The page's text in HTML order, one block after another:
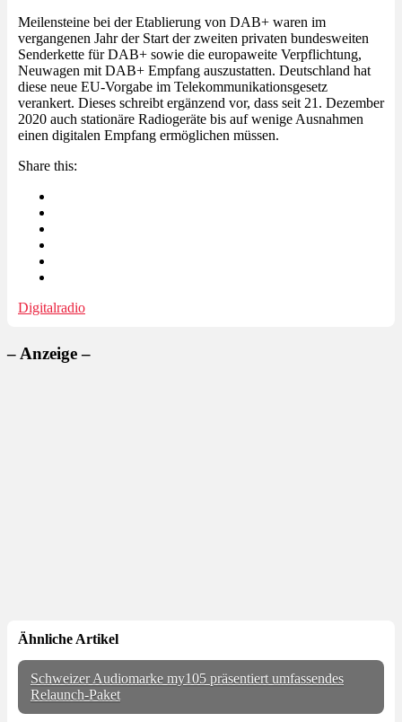
Meilensteine bei der Etablierung von DAB+ waren im
vergangenen Jahr der Start der zweiten privaten bundesweiten
Senderkette für DAB+ sowie die europaweite Verpflichtung,
Neuwagen mit DAB+ Empfang auszustatten. Deutschland hat
diese neue EU-Vorgabe im Telekommunikationsgesetz
verankert. Dieses schreibt ergänzend vor, dass seit 21. Dezember
2020 auch stationäre Radiogeräte bis auf wenige Ausnahmen
einen digitalen Empfang ermöglichen müssen.
Share this:
Digitalradio
– Anzeige –
Ähnliche Artikel
Schweizer Audiomarke my105 präsentiert umfassendes
Relaunch-Paket